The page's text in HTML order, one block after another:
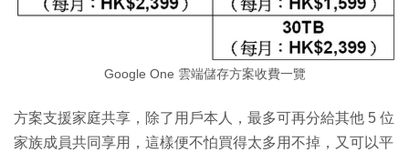
Google One 雲端儲存方案收費一覽
方案支援家庭共享，除了用戶本人，最多可再分給其他 5 位
家族成員共同享用，這樣便不怕買得太多用不掉，又可以平